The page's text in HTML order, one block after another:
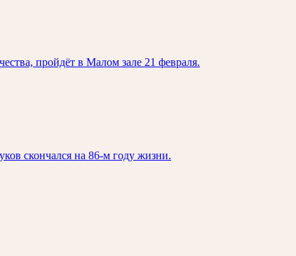
пройдёт в Малом зале 21 февраля.
скончался на 86-м году жизни.